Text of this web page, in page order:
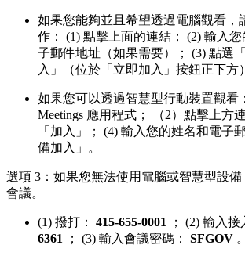
如果您能夠並且希望透過電腦觀看，
作： (1) 點擊上面的連結； (2) 輸入
子郵件地址（如果需要）； (3) 點選
入」（位於「立即加入」按鈕正下方
如果您可以透過智慧型行動裝置觀看
Meetings 應用程式； （2）點擊上方
「加入」； (4) 輸入您的姓名和電子
備加入」。
選項 3：如果您無法使用電腦或智慧型設備
會議。
(1) 撥打： 415-655-0001 ； (2) 輸入接
6361
； (3) 輸入會議密碼： SFGOV 。